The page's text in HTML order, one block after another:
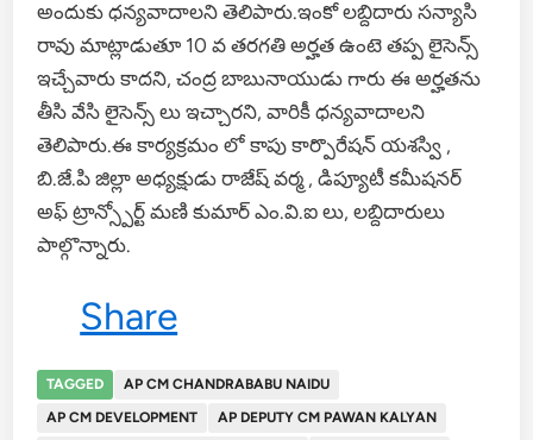
అందుకు ధన్యవాదాలని తెలిపారు.ఇంకో లబ్దిదారు సన్యాసి
రావు మాట్లాడుతూ 10 వ తరగతి అర్హత ఉంటె తప్ప లైసెన్స్
ఇచ్చేవారు కాదని, చంద్ర బాబునాయుడు గారు ఈ అర్హతను
తీసి వేసి లైసెన్స్ లు ఇచ్చారని, వారికీ ధన్యవాదాలని
తెలిపారు.ఈ కార్యక్రమం లో కాపు కార్పొరేషన్ యశస్వి ,
బి.జే.పి జిల్లా అధ్యక్షుడు రాజేష్ వర్మ , డిప్యూటీ కమీషనర్
అఫ్ ట్రాన్స్పోర్ట్ మణి కుమార్ ఎం.వి.ఐ లు, లబ్దిదారులు
పాల్గొన్నారు.
Share
TAGGED
AP CM CHANDRABABU NAIDU
AP CM DEVELOPMENT
AP DEPUTY CM PAWAN KALYAN